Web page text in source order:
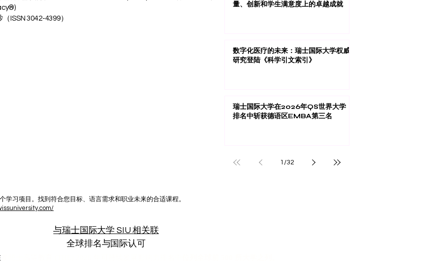
3042-4399）
量、创新和学生满意度上的卓越成就
数字化医疗的未来：瑞士国际大学权威
研究登陆《科学引文索引》
瑞士国际大学在2026年QS世界大学
排名中斩获德语区EMBA第三名
1 /32
学习项目。找到符合您目标、语言需求和职业未来的合适课程。
与瑞士国际大学 SIU 相关联
全球排名与国际认可